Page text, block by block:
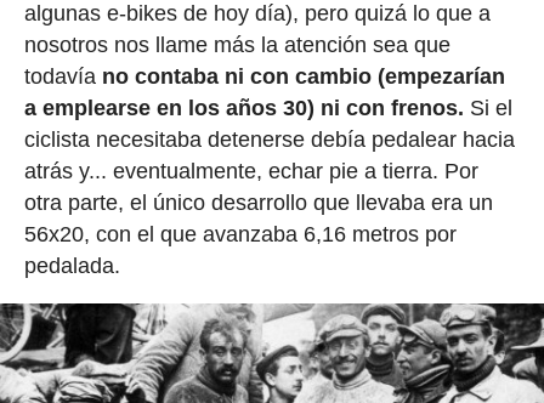
algunas e-bikes de hoy día), pero quizá lo que a
nosotros nos llame más la atención sea que
todavía no contaba ni con cambio (empezarían
a emplearse en los años 30) ni con frenos. Si el
ciclista necesitaba detenerse debía pedalear hacia
atrás y... eventualmente, echar pie a tierra. Por
otra parte, el único desarrollo que llevaba era un
56x20, con el que avanzaba 6,16 metros por
pedalada.